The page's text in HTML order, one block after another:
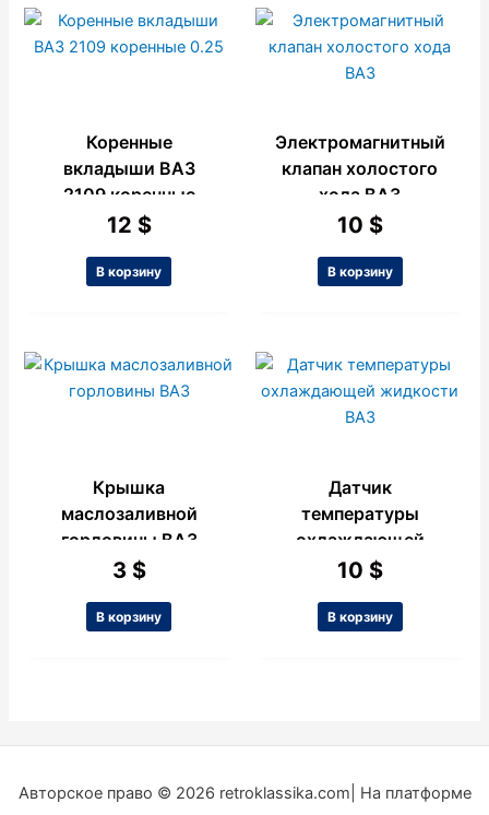
Коренные
вкладыши ВАЗ
2109 коренные
0.25
12 $
В корзину
Электромагнитный
клапан холостого
хода ВАЗ
10 $
В корзину
Крышка
маслозаливной
горловины ВАЗ
3 $
В корзину
Датчик
температуры
охлаждающей
жидкости ВАЗ
10 $
В корзину
Авторское право © 2026 retroklassika.com| На платформе